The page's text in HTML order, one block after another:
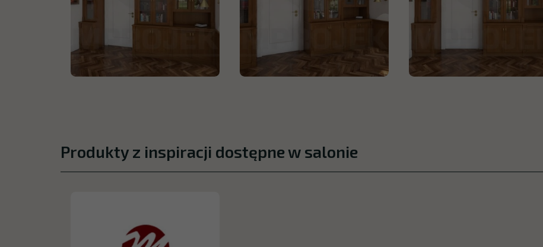
Produkty z inspiracji dostępne w salonie